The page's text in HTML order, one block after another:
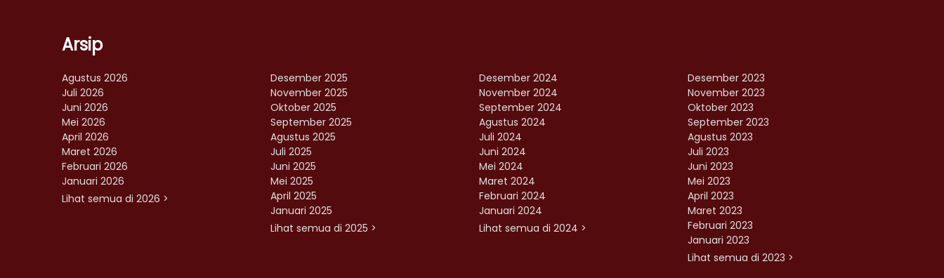
Arsip
Agustus 2026
Juli 2026
Juni 2026
Mei 2026
April 2026
Maret 2026
Februari 2026
Januari 2026
Lihat semua di 2026 >
Desember 2025
November 2025
Oktober 2025
September 2025
Agustus 2025
Juli 2025
Juni 2025
Mei 2025
April 2025
Januari 2025
Lihat semua di 2025 >
Desember 2024
November 2024
September 2024
Agustus 2024
Juli 2024
Juni 2024
Mei 2024
Maret 2024
Februari 2024
Januari 2024
Lihat semua di 2024 >
Desember 2023
November 2023
Oktober 2023
September 2023
Agustus 2023
Juli 2023
Juni 2023
Mei 2023
April 2023
Maret 2023
Februari 2023
Januari 2023
Lihat semua di 2023 >